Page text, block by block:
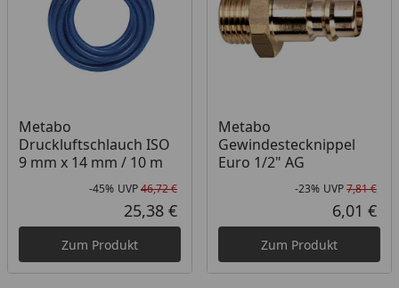
Metabo
Druckluftschlauch ISO
9 mm x 14 mm / 10 m
Rabatt in Prozent
-45%
Ursprünglicher Preis
UVP46,72 €
Aktueller Preis
25,38 €
Zum Produkt
Metabo
Gewindestecknippel
Euro 1/2" AG
-23% UVP7,81 €
6,01 €
Zum Produkt